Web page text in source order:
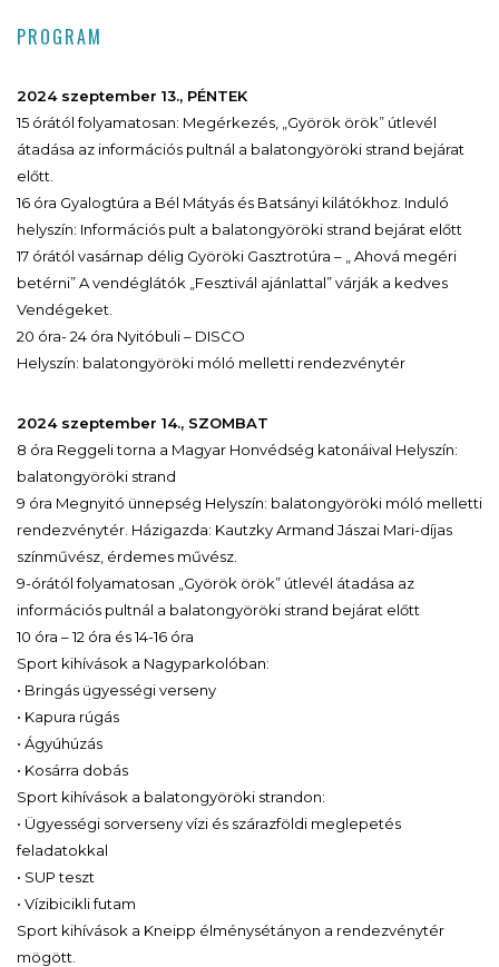
PROGRAM
2024 szeptember 13., PÉNTEK
15 órától folyamatosan: Megérkezés, „Györök örök” útlevél
átadása az információs pultnál a balatongyöröki strand bejárat
előtt.
16 óra Gyalogtúra a Bél Mátyás és Batsányi kilátókhoz. Induló
helyszín: Információs pult a balatongyöröki strand bejárat előtt
17 órától vasárnap délig Györöki Gasztrotúra – „ Ahová megéri
betérni” A vendéglátók „Fesztivál ajánlattal” várják a kedves
Vendégeket.
20 óra- 24 óra Nyitóbuli – DISCO
Helyszín: balatongyöröki móló melletti rendezvénytér
2024 szeptember 14., SZOMBAT
8 óra Reggeli torna a Magyar Honvédség katonáival Helyszín:
balatongyöröki strand
9 óra Megnyitó ünnepség Helyszín: balatongyöröki móló melletti
rendezvénytér. Házigazda: Kautzky Armand Jászai Mari-díjas
színművész, érdemes művész.
9-órától folyamatosan „Györök örök” útlevél átadása az
információs pultnál a balatongyöröki strand bejárat előtt
10 óra – 12 óra és 14-16 óra
Sport kihívások a Nagyparkolóban:
• Bringás ügyességi verseny
• Kapura rúgás
• Ágyúhúzás
• Kosárra dobás
Sport kihívások a balatongyöröki strandon:
• Ügyességi sorverseny vízi és szárazföldi meglepetés
feladatokkal
• SUP teszt
• Vízibicikli futam
Sport kihívások a Kneipp élménysétányon a rendezvénytér
mögött.